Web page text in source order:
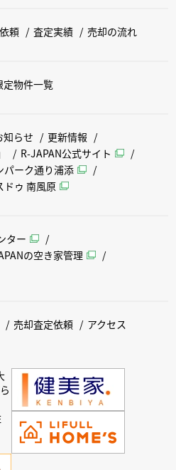
頼 査定実績 売却の流れ
定物件一覧
知らせ
更新情報
R-JAPAN公式サイト
パーク通り浦添
ドゥ 南風原
ター
の空き家管理
売却査定依頼 アクセス